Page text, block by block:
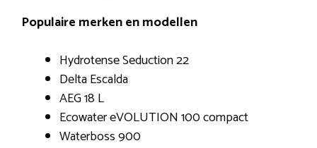
Populaire merken en modellen
Hydrotense Seduction 22
Delta Escalda
AEG 18 L
Ecowater eVOLUTION 100 compact
Waterboss 900